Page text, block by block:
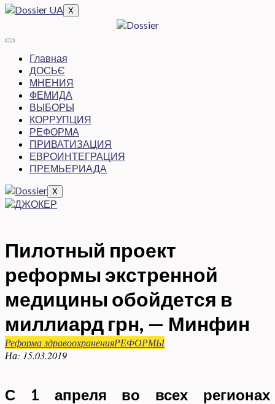
X
Главная
ДОСЬЄ
МНЕНИЯ
ФЕМИДА
ВЫБОРЫ
КОРРУПЦИЯ
РЕФОРМА
ПРИВАТИЗАЦИЯ
ЕВРОИНТЕГРАЦИЯ
ПРЕМЬЕРИАДА
X
Пилотный проект
реформы экстренной
медицины обойдется в
миллиард грн, — Минфин
Реформа здравоохраненияРЕФОРМЫ
На: 15.03.2019
С 1 апреля во всех регионах